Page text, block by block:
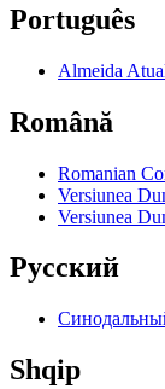
Português
Almeida
Română
Romanian
Versiunea
Versiunea
Pyccкий
Shqip